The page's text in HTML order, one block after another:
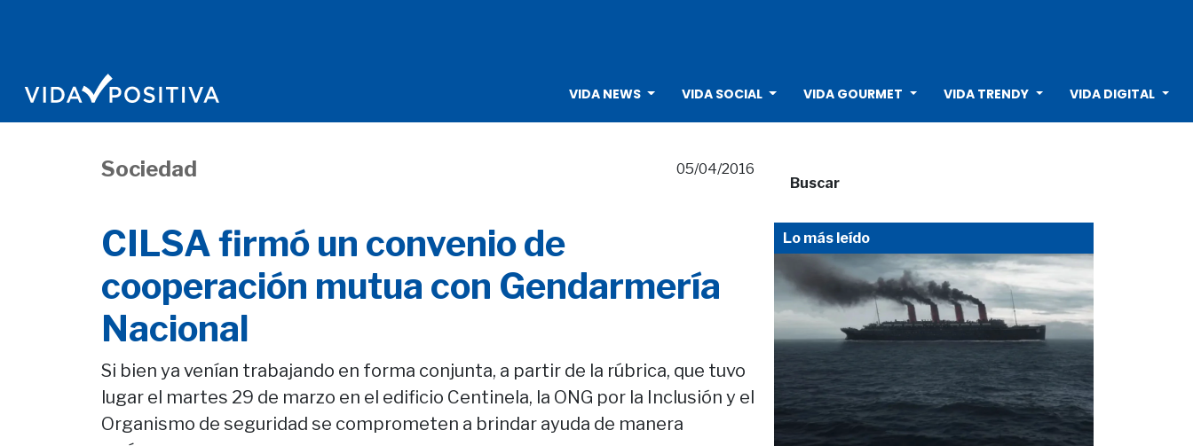
VIDA NEWS VIDA SOCIAL VIDA GOURMET VIDA TRENDY VIDA DIGITAL
Sociedad 05/04/2016
CILSA firmó un convenio de
cooperación mutua con Gendarmería
Nacional
Si bien ya venían trabajando en forma conjunta, a partir de la rúbrica, que tuvo
lugar el martes 29 de marzo en el edificio Centinela, la ONG por la Inclusión y el
Organismo de seguridad se comprometen a brindar ayuda de manera
Buscar
Lo más leído